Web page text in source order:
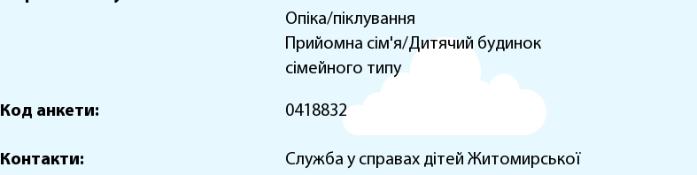
Опіка/піклування
Прийомна сім'я/Дитячий будинок
сімейного типу
Код анкети: 0418832
Контакти:
Служба у справах дітей Житомирської